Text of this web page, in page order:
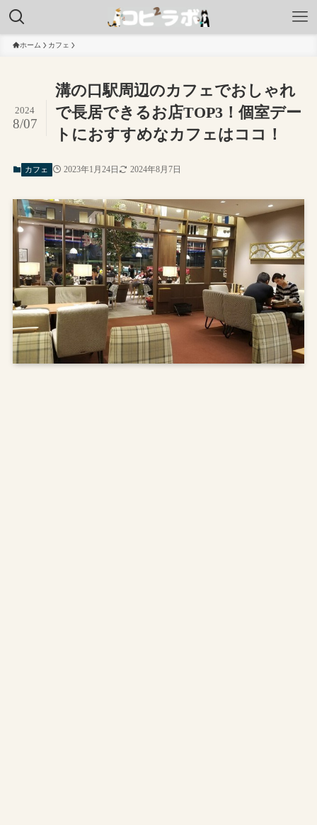
ホーム カフェ
溝の口駅周辺のカフェでおしゃれ
で長居できるお店TOP3！個室デー
トにおすすめなカフェはココ！
2024
8/07
カフェ 2023年1月24日 2024年8月7日